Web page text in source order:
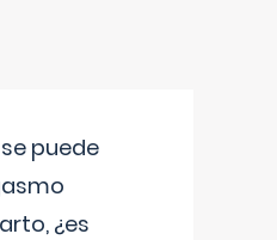
puede
¿es